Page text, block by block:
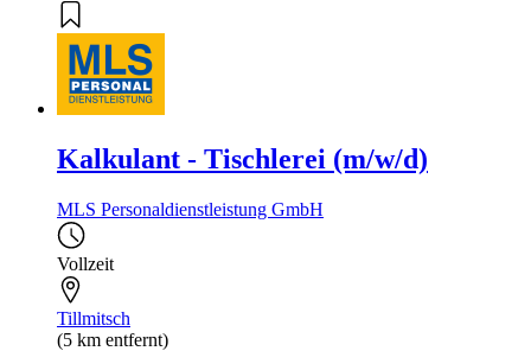
Kalkulant - Tischlerei (m/w/d)
MLS Personaldienstleistung GmbH
Vollzeit
Tillmitsch
(5 km entfernt)